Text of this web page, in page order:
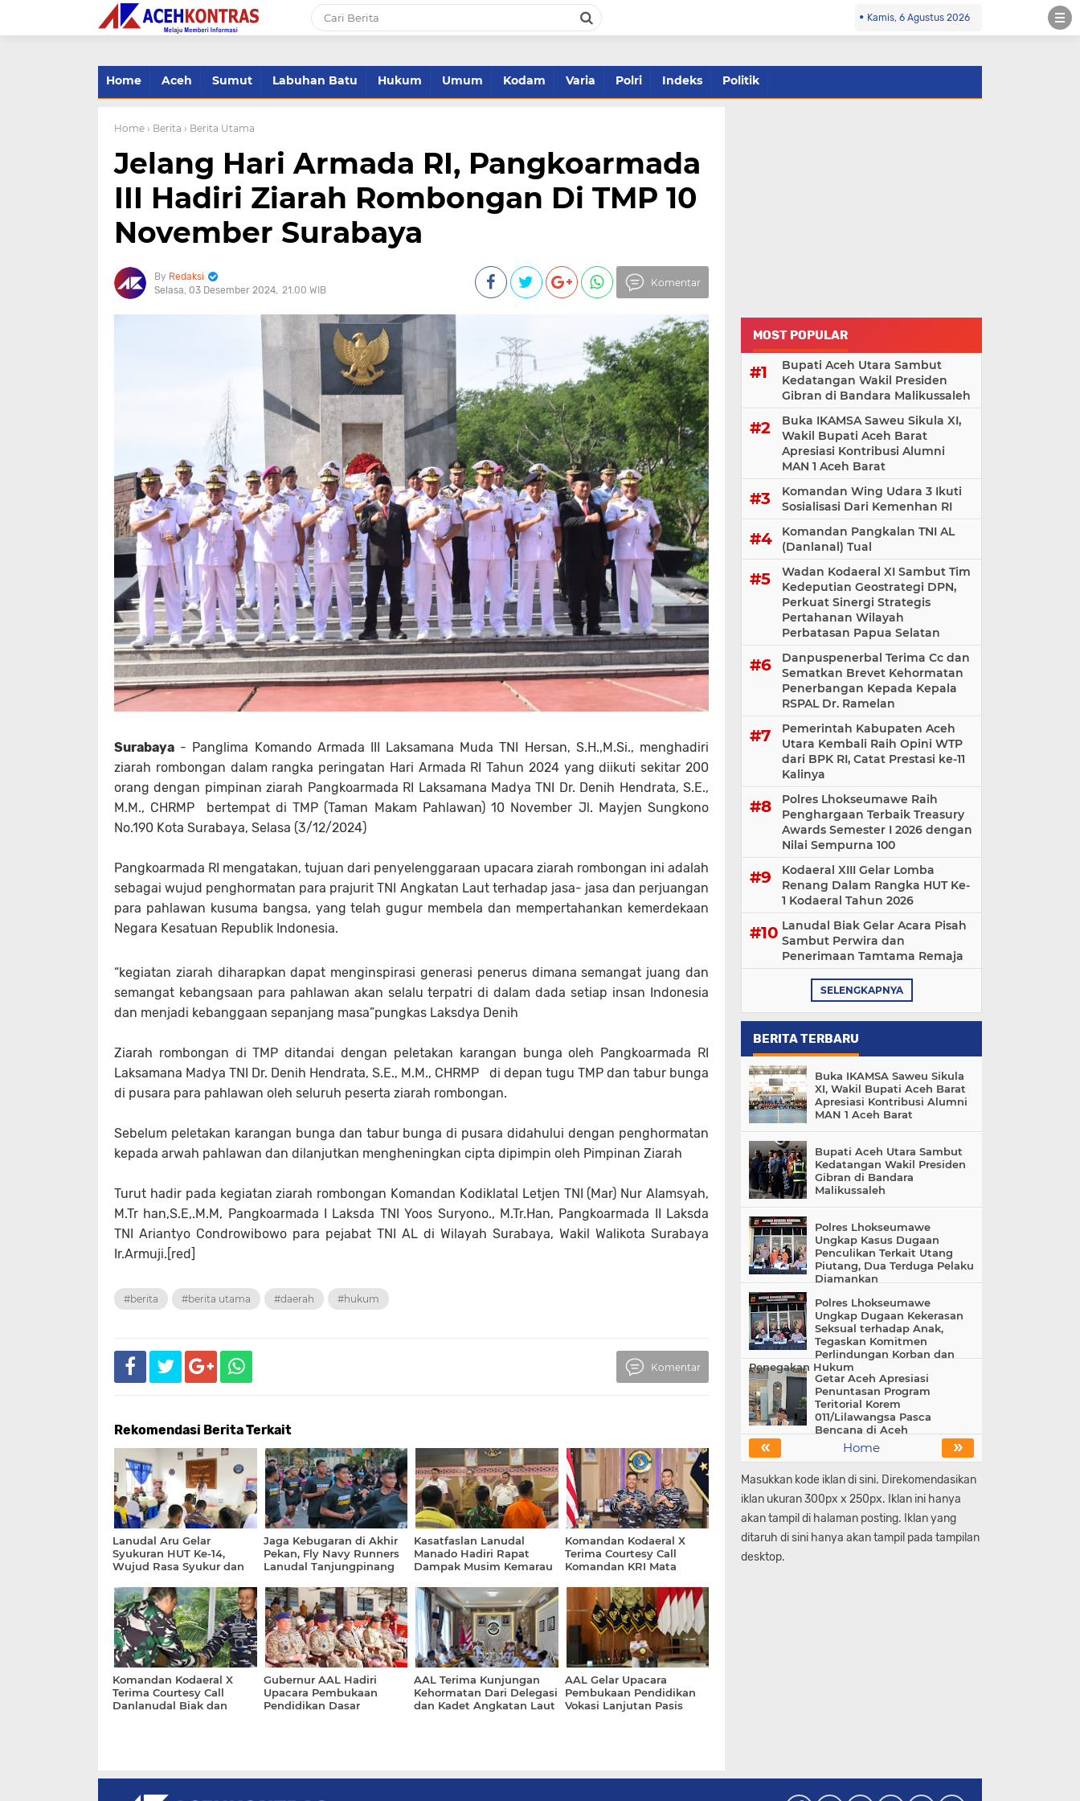
Kamis, 6 Agustus 2026
Home Aceh Sumut Labuhan Batu Hukum Umum Kodam Varia Polri Indeks Politik
Home › Berita › Berita Utama
Jelang Hari Armada RI, Pangkoarmada
III Hadiri Ziarah Rombongan Di TMP 10
November Surabaya
Redaksi
Selasa, 03 Desember 2024 21.00 WIB
Komentar
Surabaya - Panglima Komando Armada III Laksamana Muda TNI Hersan, S.H.,M.Si., menghadiri
ziarah rombongan dalam rangka peringatan Hari Armada RI Tahun 2024 yang diikuti sekitar 200
orang dengan pimpinan ziarah Pangkoarmada RI Laksamana Madya TNI Dr. Denih Hendrata, S.E.,
M.M., CHRMP bertempat di TMP (Taman Makam Pahlawan) 10 November Jl. Mayjen Sungkono
No.190 Kota Surabaya, Selasa (3/12/2024)
Pangkoarmada RI mengatakan, tujuan dari penyelenggaraan upacara ziarah rombongan ini adalah
sebagai wujud penghormatan para prajurit TNI Angkatan Laut terhadap jasa- jasa dan perjuangan
para pahlawan kusuma bangsa, yang telah gugur membela dan mempertahankan kemerdekaan
Negara Kesatuan Republik Indonesia.
“kegiatan ziarah diharapkan dapat menginspirasi generasi penerus dimana semangat juang dan
semangat kebangsaan para pahlawan akan selalu terpatri di dalam dada setiap insan Indonesia
dan menjadi kebanggaan sepanjang masa”pungkas Laksdya Denih
Ziarah rombongan di TMP ditandai dengan peletakan karangan bunga oleh Pangkoarmada RI
Laksamana Madya TNI Dr. Denih Hendrata, S.E., M.M., CHRMP di depan tugu TMP dan tabur bunga
di pusara para pahlawan oleh seluruh peserta ziarah rombongan.
Sebelum peletakan karangan bunga dan tabur bunga di pusara didahului dengan penghormatan
kepada arwah pahlawan dan dilanjutkan mengheningkan cipta dipimpin oleh Pimpinan Ziarah
Turut hadir pada kegiatan ziarah rombongan Komandan Kodiklatal Letjen TNI (Mar) Nur Alamsyah,
M.Tr han,S.E,.M.M, Pangkoarmada I Laksda TNI Yoos Suryono., M.Tr.Han, Pangkoarmada II Laksda
TNI Ariantyo Condrowibowo para pejabat TNI AL di Wilayah Surabaya, Wakil Walikota Surabaya
Ir.Armuji.[red]
#berita #berita utama #daerah #hukum
Komentar
Rekomendasi Berita Terkait
Lanudal Aru Gelar
Syukuran HUT Ke-14,
Wujud Rasa Syukur dan
Prajurit
Jaga Kebugaran di Akhir
Pekan, Fly Navy Runners
Lanudal Tanjungpinang
bersama Klub Lari Se-Kota
Tanjungpinang
Kasatfaslan Lanudal
Manado Hadiri Rapat
Dampak Musim Kemarau
BMKG
Komandan Kodaeral X
Terima Courtesy Call
Komandan KRI Mata
Komandan Kodaeral X
Terima Courtesy Call
Danlanudal Biak dan
Gubernur AAL Hadiri
Upacara Pembukaan
Pendidikan Dasar
AAL Terima Kunjungan
Kehormatan Dari Delegasi
dan Kadet Angkatan Laut
AAL Gelar Upacara
Pembukaan Pendidikan
Vokasi Lanjutan Pasis
MOST POPULAR
Bupati Aceh Utara Sambut
Kedatangan Wakil Presiden
Gibran di Bandara Malikussaleh
Buka IKAMSA Saweu Sikula XI,
Wakil Bupati Aceh Barat
Apresiasi Kontribusi Alumni
MAN 1 Aceh Barat
Komandan Wing Udara 3 Ikuti
Sosialisasi ‎Dari Kemenhan RI
Komandan Pangkalan TNI AL
(Danlanal) Tual
Wadan Kodaeral XI Sambut Tim
Kedeputian Geostrategi DPN,
Perkuat Sinergi Strategis
Pertahanan Wilayah
Perbatasan Papua Selatan
Danpuspenerbal Terima Cc dan
Sematkan Brevet Kehormatan
Penerbangan Kepada Kepala
RSPAL Dr. Ramelan
Pemerintah Kabupaten Aceh
Utara Kembali Raih Opini WTP
dari BPK RI, Catat Prestasi ke-11
Kalinya
Polres Lhokseumawe Raih
Penghargaan Terbaik Treasury
Awards Semester I 2026 dengan
Nilai Sempurna 100
Kodaeral XIII Gelar Lomba
Renang Dalam Rangka HUT Ke-
1 Kodaeral Tahun 2026
Lanudal Biak Gelar Acara Pisah
Sambut Perwira dan
Penerimaan Tamtama Remaja
SELENGKAPNYA
BERITA TERBARU
Buka IKAMSA Saweu Sikula
XI, Wakil Bupati Aceh Barat
Apresiasi Kontribusi Alumni
MAN 1 Aceh Barat
Bupati Aceh Utara Sambut
Kedatangan Wakil Presiden
Gibran di Bandara
Malikussaleh
Polres Lhokseumawe
Ungkap Kasus Dugaan
Penculikan Terkait Utang
Piutang, Dua Terduga Pelaku
Diamankan
Polres Lhokseumawe
Ungkap Dugaan Kekerasan
Seksual terhadap Anak,
Tegaskan Komitmen
Perlindungan Korban dan
Penegakan Hukum
Getar Aceh Apresiasi
Penuntasan Program
Teritorial Korem
011/Lilawangsa Pasca
Bencana di Aceh
« »
Home
Masukkan kode iklan di sini. Direkomendasikan
iklan ukuran 300px x 250px. Iklan ini hanya
akan tampil di halaman posting. Iklan yang
ditaruh di sini hanya akan tampil pada tampilan
desktop.